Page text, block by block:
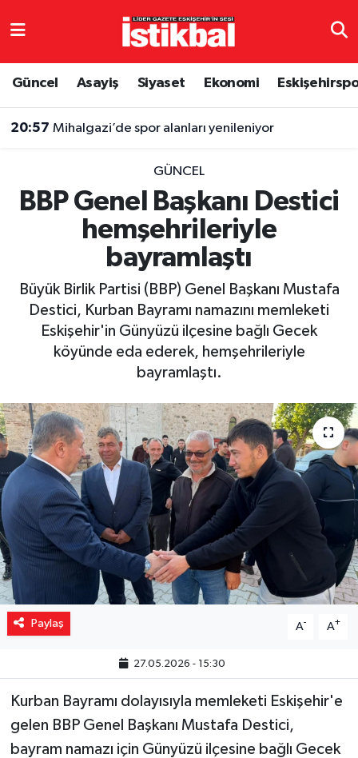
Güncel Asayiş Siyaset Ekonomi
20:57 Mihalgazi’de spor alanları yenileniyor
GÜNCEL
BBP Genel Başkanı Destici
hemşehrileriyle
bayramlaştı
Büyük Birlik Partisi (BBP) Genel Başkanı Mustafa
Destici, Kurban Bayramı namazını memleketi
Eskişehir'in Günyüzü ilçesine bağlı Gecek
köyünde eda ederek, hemşehrileriyle
bayramlaştı.
Paylaş A- A+
27.05.2026 - 15:30
Kurban Bayramı dolayısıyla memleketi Eskişehir'e
gelen BBP Genel Başkanı Mustafa Destici,
bayram namazı için Günyüzü ilçesine bağlı Gecek
Eskişehirspor
Ekonomi
Sağlık
Resmi ilanlar
Eskişehir Nöbetçi Eczaneler
TFF 3.Lig 4.Grup Puan Durumu ve Fikstür
Tüm Manşetler
Son Dakika Haberleri
Haber Arşivi